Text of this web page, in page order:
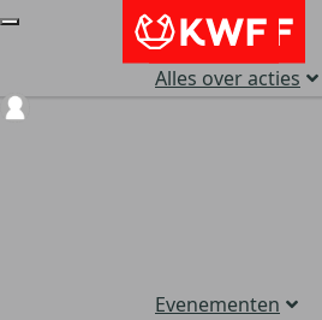
Alles over acties
Evenementen